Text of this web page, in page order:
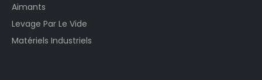
Aimants
Levage Par Le Vide
Matériels Industriels